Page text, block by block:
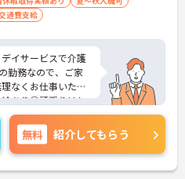
通費支給
イサービスで介護
勤務なので、ご家
なくお仕事いただ
給あり◎頑張りはし
♪ご興味のある方は
でご気軽にお問い
無料 紹介してもらう